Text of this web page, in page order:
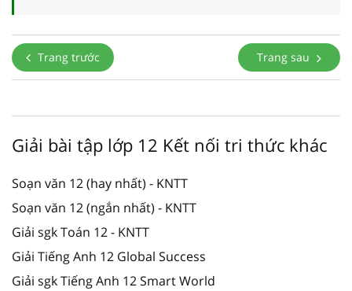
Trang trước Trang sau
Giải bài tập lớp 12 Kết nối tri thức khác
Soạn văn 12 (hay nhất) - KNTT
Soạn văn 12 (ngắn nhất) - KNTT
Giải sgk Toán 12 - KNTT
Giải Tiếng Anh 12 Global Success
Giải sgk Tiếng Anh 12 Smart World